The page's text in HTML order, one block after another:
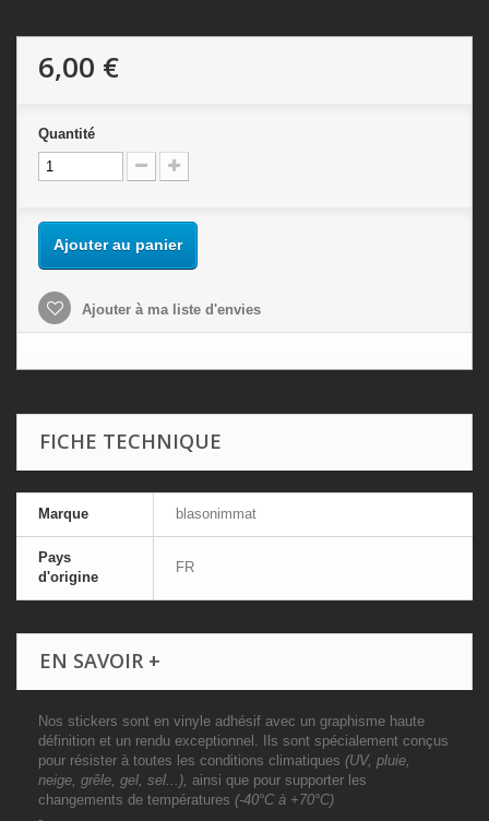
6,00 €
Quantité
Ajouter au panier
Ajouter à ma liste d'envies
FICHE TECHNIQUE
Marque blasonimmat
Pays
d'origine
FR
EN SAVOIR +
Nos stickers sont en vinyle adhésif avec un graphisme haute
définition et un rendu exceptionnel. Ils sont spécialement conçus
pour résister à toutes les conditions climatiques (UV, pluie,
neige, grêle, gel, sel...), ainsi que pour supporter les
changements de températures (-40°C à +70°C)